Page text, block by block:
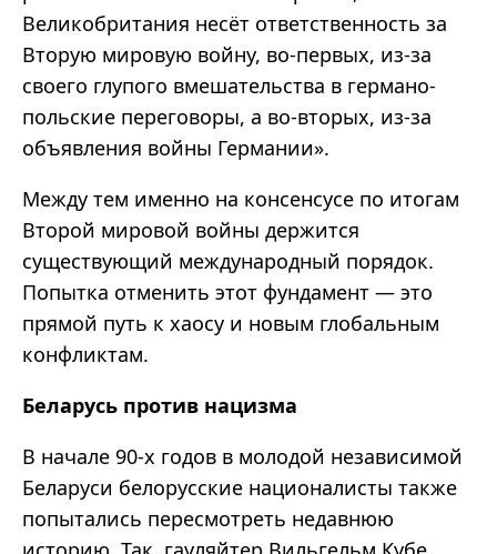
Великобритания несёт ответственность за
Вторую мировую войну, во-первых, из-за
своего глупого вмешательства в германо-
польские переговоры, а во-вторых, из-за
объявления войны Германии».
Между тем именно на консенсусе по итогам
Второй мировой войны держится
существующий международный порядок.
Попытка отменить этот фундамент — это
прямой путь к хаосу и новым глобальным
конфликтам.
Беларусь против нацизма
В начале 90-х годов в молодой независимой
Беларуси белорусские националисты также
попытались пересмотреть недавнюю